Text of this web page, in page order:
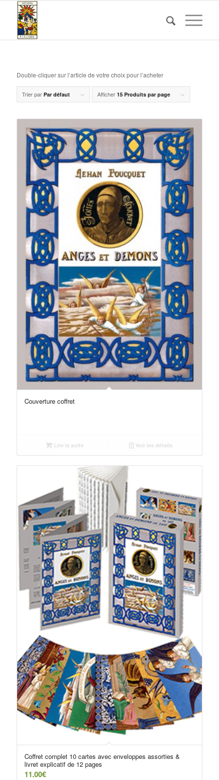
Double-cliquer sur l’article de votre choix pour l’acheter
Trier par Par défaut Afficher 15 Produits par page
Couverture coffret
Lire la suite Voir les détails
Coffret complet 10 cartes avec enveloppes assorties &
livret explicatif de 12 pages
11.00€